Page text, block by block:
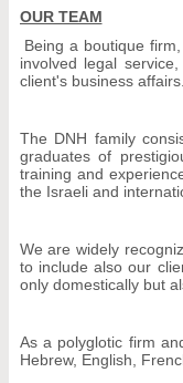
OUR TEAM
Being a boutique
involved legal
client's business affairs.
The DNH family
graduates of
training and
the Israeli and
We are widely
to include also our
only domestically but
As a polyglotic firm
Hebrew, English,